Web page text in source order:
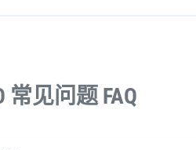
常见问题 FAQ